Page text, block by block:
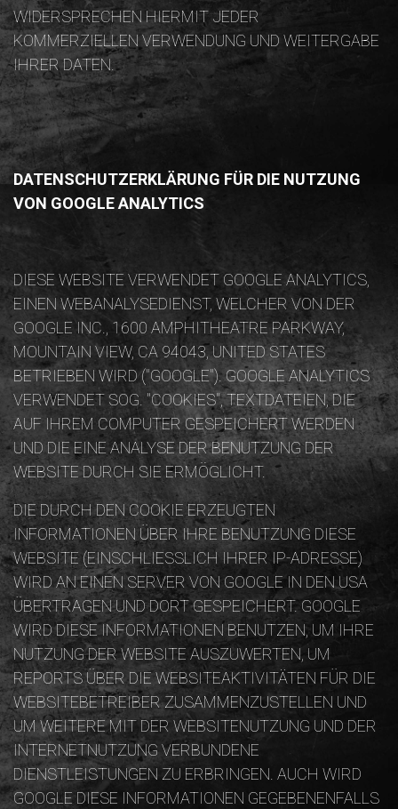
WIDERSPRECHEN HIERMIT JEDER
KOMMERZIELLEN VERWENDUNG UND WEITERGABE
IHRER DATEN.
DATENSCHUTZERKLÄRUNG FÜR DIE NUTZUNG
VON GOOGLE ANALYTICS
DIESE WEBSITE VERWENDET GOOGLE ANALYTICS,
EINEN WEBANALYSEDIENST, WELCHER VON DER
GOOGLE INC., 1600 AMPHITHEATRE PARKWAY,
MOUNTAIN VIEW, CA 94043, UNITED STATES
BETRIEBEN WIRD ("GOOGLE"). GOOGLE ANALYTICS
VERWENDET SOG. ''COOKIES'', TEXTDATEIEN, DIE
AUF IHREM COMPUTER GESPEICHERT WERDEN
UND DIE EINE ANALYSE DER BENUTZUNG DER
WEBSITE DURCH SIE ERMÖGLICHT.
DIE DURCH DEN COOKIE ERZEUGTEN
INFORMATIONEN ÜBER IHRE BENUTZUNG DIESE
WEBSITE (EINSCHLIESSLICH IHRER IP-ADRESSE) W
IRD AN EINEN SERVER VON GOOGLE IN DEN USA Ü
BERTRAGEN UND DORT GESPEICHERT. GOOGLE W
IRD DIESE INFORMATIONEN BENUTZEN, UM IHRE N
UTZUNG DER WEBSITE AUSZUWERTEN, UM R
EPORTS ÜBER DIE WEBSITEAKTIVITÄTEN FÜR DIE W
EBSITEBETREIBER ZUSAMMENZUSTELLEN UND U
M WEITERE MIT DER WEBSITENUTZUNG UND DER I
NTERNETNUTZUNG VERBUNDENE D
IENSTLEISTUNGEN ZU ERBRINGEN. AUCH WIRD G
OOGLE DIESE INFORMATIONEN GEGEBENENFALLS A